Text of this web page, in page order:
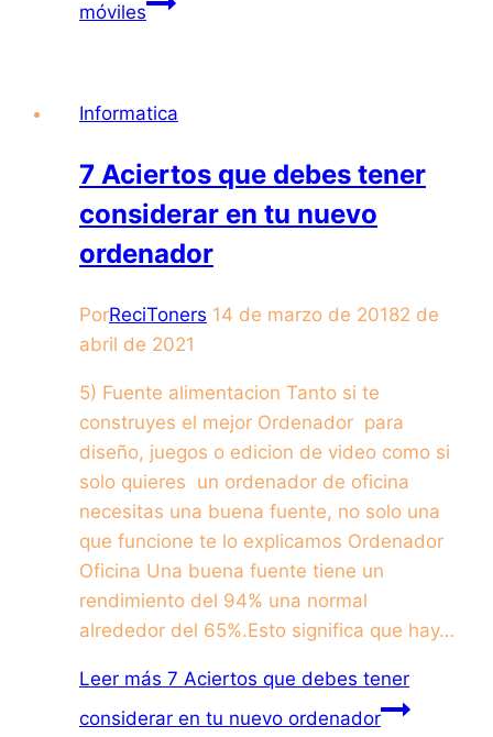
móviles
Informatica
7 Aciertos que debes tener
considerar en tu nuevo
ordenador
PorReciToners 14 de marzo de 20182 de
abril de 2021
5) Fuente alimentacion Tanto si te
construyes el mejor Ordenador para
diseño, juegos o edicion de video como si
solo quieres un ordenador de oficina
necesitas una buena fuente, no solo una
que funcione te lo explicamos Ordenador
Oficina Una buena fuente tiene un
rendimiento del 94% una normal
alrededor del 65%.Esto significa que hay…
Leer más 7 Aciertos que debes tener
considerar en tu nuevo ordenador